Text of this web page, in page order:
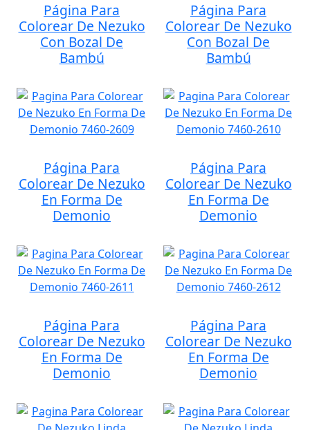
Página Para
Colorear De Nezuko
Con Bozal De
Bambú
Página Para
Colorear De Nezuko
Con Bozal De
Bambú
Página Para
Colorear De Nezuko
En Forma De
Demonio
Página Para
Colorear De Nezuko
En Forma De
Demonio
Página Para
Colorear De Nezuko
En Forma De
Demonio
Página Para
Colorear De Nezuko
En Forma De
Demonio